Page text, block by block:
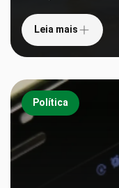
Leia mais
Política